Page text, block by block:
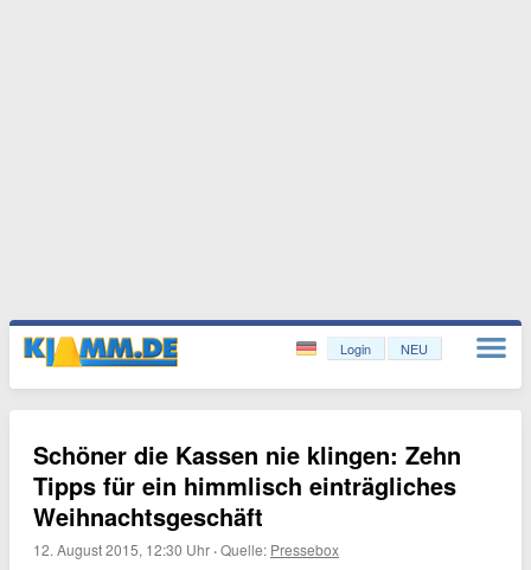
Login NEU
Schöner die Kassen nie klingen: Zehn
Tipps für ein himmlisch einträgliches
Weihnachtsgeschäft
12. August 2015, 12:30 Uhr ·Quelle: Pressebox